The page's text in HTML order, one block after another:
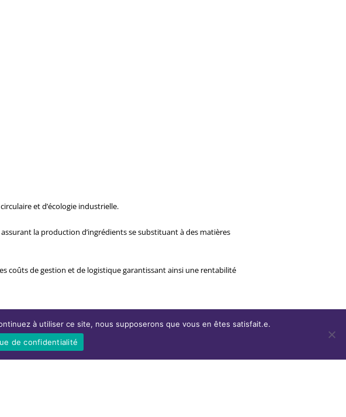
et d’écologie industrielle.
la production d’ingrédients se substituant à des matières
coûts de gestion et de logistique garantissant ainsi une rentabilité
à utiliser ce site, nous supposerons que vous en êtes satisfait.e.
de confidentialité